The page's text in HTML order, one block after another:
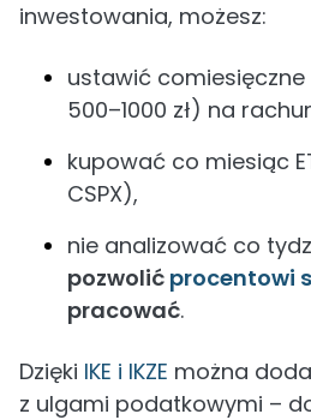
inwestowania, możesz:
ustawić comiesięczne
500–1000 zł) na
kupować co miesiąc
CSPX),
nie analizować co
pozwolić procentowi
pracować.
Dzięki IKE i IKZE można
z ulgami podatkowymi –